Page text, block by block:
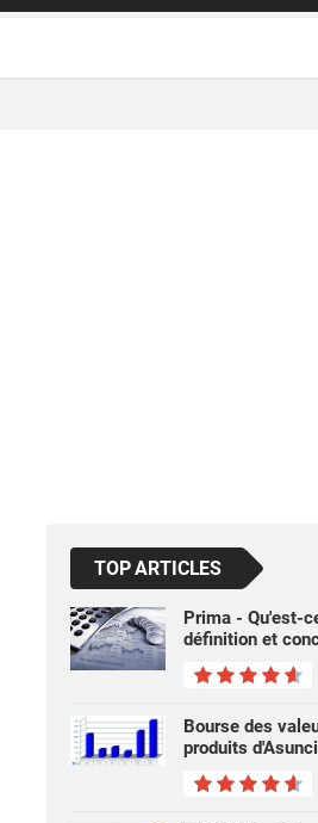
TOP ARTICLES
Prima - Qu'est-
définition et
Bourse des
produits